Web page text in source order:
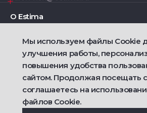
О Estima
Дизайнерам
Фирменные салоны
2021 — 2026 © Estima
Политика конфиденциальности
Мы используем файлы Cookie
улучшения работы,
повышения удобства
сайтом. Продолжая посещать
соглашаетесь на
файлов Cookie.